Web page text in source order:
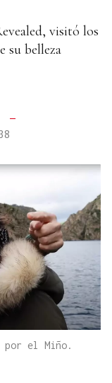
visitó los
su belleza
—
por el Miño.